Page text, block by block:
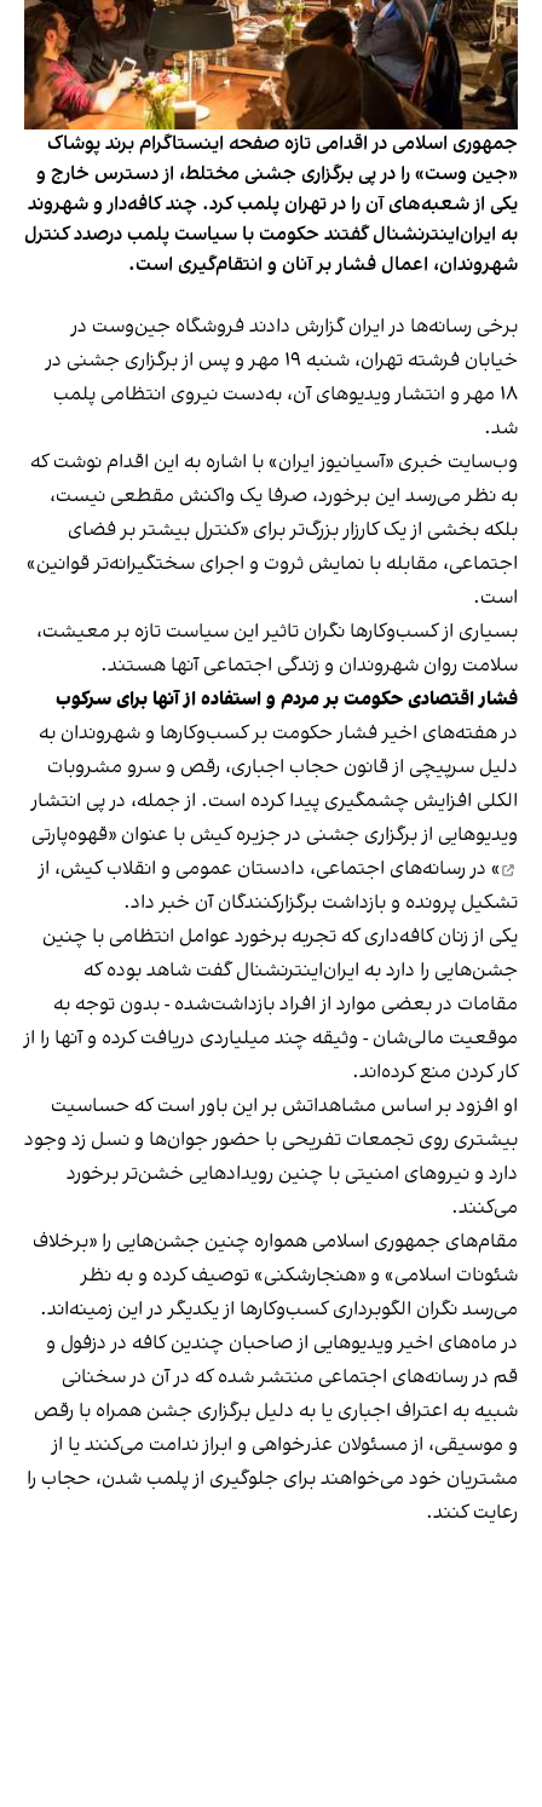
جمهوری اسلامی در اقدامی تازه صفحه اینستاگرام برند پوشاک
«جین وست» را در پی برگزاری جشنی مختلط، از دسترس خارج و
یکی از شعبه‌های آن را در تهران پلمب کرد. چند کافه‌‌دار و شهروند
به ایران‌اینترنشنال گفتند حکومت با سیاست پلمب درصدد کنترل
شهروندان، اعمال فشار بر آنان و انتقام‌گیری است.
برخی رسانه‌ها در ایران گزارش دادند فروشگاه جین‌وست در
خیابان فرشته تهران، شنبه ۱۹ مهر و پس از برگزاری جشنی در
۱۸ مهر و انتشار ویدیوهای آن، به‌دست نیروی انتظامی پلمب
شد.
وب‌سایت خبری «آسیانیوز ایران» با اشاره به این اقدام نوشت که
به نظر می‌رسد این برخورد، صرفا یک واکنش مقطعی نیست،
بلکه بخشی از یک کارزار بزرگ‌تر برای «کنترل بیشتر بر فضای
اجتماعی، مقابله با نمایش ثروت و اجرای سختگیرانه‌تر قوانین»
است.
بسیاری از کسب‌وکارها نگران تاثیر این سیاست‌ تازه بر معیشت،
سلامت روان شهروندان و زندگی اجتماعی آنها هستند.
فشار اقتصادی حکومت بر مردم و استفاده از آنها برای سرکوب
در هفته‌های اخیر فشار حکومت بر کسب‌وکارها و شهروندان به
دلیل سرپیچی از قانون حجاب اجباری، رقص و سرو مشروبات
الکلی افزایش چشمگیری پیدا کرده است. از جمله، در پی انتشار
ویدیوهایی از برگزاری جشنی در جزیره کیش با عنوان «قهوه‌پارتی
» در رسانه‌های اجتماعی، دادستان عمومی و انقلاب کیش، از
تشکیل پرونده و بازداشت برگزارکنندگان آن خبر داد.
یکی از زنان کافه‌داری که تجربه برخورد عوامل انتظامی با چنین
جشن‌هایی را دارد به ایران‌اینترنشنال گفت شاهد بوده که
مقامات در بعضی موارد از افراد بازداشت‌‌شده - بدون توجه به
موقعیت مالی‌شان - وثیقه چند میلیاردی دریافت کرده و آنها را از
کار کردن منع کرده‌اند.
او افزود بر اساس مشاهداتش بر این باور است که حساسیت
بیشتری روی تجمعات تفریحی با حضور جوان‌ها و نسل زد وجود
دارد و نیروهای امنیتی با چنین رویدادهایی خشن‌تر برخورد
می‌کنند.
مقام‌های جمهوری اسلامی همواره چنین جشن‌هایی را «برخلاف
شئونات اسلامی» و «هنجارشکنی» توصیف کرده و به نظر
می‌رسد نگران الگوبرداری کسب‌وکارها از یکدیگر در این زمینه‌اند.
در ماه‌های اخیر ویدیوهایی از صاحبان چندین کافه در دزفول و
قم در رسانه‌های اجتماعی منتشر شده که در آن در سخنانی
شبیه به اعتراف اجباری یا به دلیل برگزاری جشن همراه با رقص
و موسیقی، از مسئولان عذرخواهی و ابراز ندامت می‌کنند یا از
مشتریان خود می‌خواهند برای جلوگیری از پلمب شدن، حجاب را
رعایت کنند.